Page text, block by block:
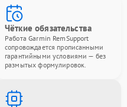
Чёткие обязательства
Работа Garmin RemSupport
сопровождается прописанными
гарантийными условиями — без
размытых формулировок.